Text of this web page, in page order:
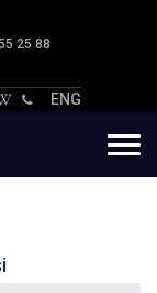
25 88
ENG